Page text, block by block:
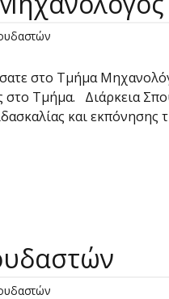
στο Τμήμα
Τμήμα. Διάρκεια
και εκπόνησης